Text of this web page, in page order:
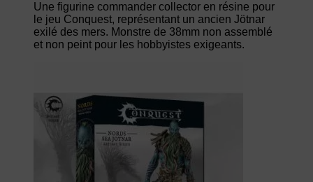
Une figurine commander collector en résine pour
le jeu Conquest, représentant un ancien Jötnar
exilé des mers. Monstre de 38mm non assemblé
et non peint pour les hobbyistes exigeants.